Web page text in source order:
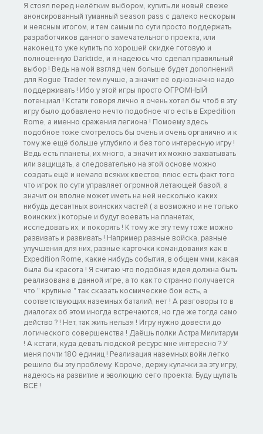
Я стоял перед нелёгким выбором, купить ли новый свеже
анонсированный туманный season pass с далеко нескорым
и неясным итогом, и тем самым по сути просто поддержать
разработчиков данного замечательного проекта, или
наконец то уже купить по хорошей скидке готовую и
полноценную Darktide, и я надеюсь что сделал правильный
выбор ! Ведь на мой взгляд чем больше будет дополнений
для Rogue Trader, тем лучше, а значит её однозначно надо
поддерживать ! Ибо у этой игры просто ОГРОМНЫЙ
потенциал ! Кстати говоря лично я очень хотел бы чтоб в эту
игру было добавлено нечто подобное что есть в Expedition
Rome, а именно сражения легиона ! Помоему здесь
подобное тоже смотрелось бы очень и очень органично и к
тому же ещё больше углубило и без того интересную игру !
Ведь есть планеты, их много, а значит их можно захватывать
или защищать, а следовательно на этой основе можно
создать ещё и немало всяких квестов, плюс есть факт того
что игрок по сути управляет огромной летающей базой, а
значит он вполне может иметь на ней несколько каких
нибудь десантных воинских частей ( а возможно и не только
воинских ) которые и будут воевать на планетах,
исследовать их, и покорять ! К тому же эту тему тоже можно
развивать и развивать ! Например разные войска, разные
улучшения для них, разные карточки командования как в
Expedition Rome, какие нибудь события, в общем ммм, какая
была бы красота ! Я считаю что подобная идея должна быть
реализована в данной игре, а то как то странно получается
что " крупные " так сказать космические бои есть, а
соответствующих наземных баталий, нет ! А разговоры то в
диалогах об этом иногда встречаются, но где же тогда само
действо ? ! Нет, так жить нельзя ! Игру нужно довести до
логического совершенства ! Даёшь полки Астра Милитарум
! А кстати, куда девать людской ресурс мне интересно ? У
меня почти 180 единиц ! Реализация наземных войн легко
решило бы эту проблему. Короче, держу кулачки за эту игру,
надеюсь на развитие и эволюцию сего проекта. Буду щупать
ВСЁ !